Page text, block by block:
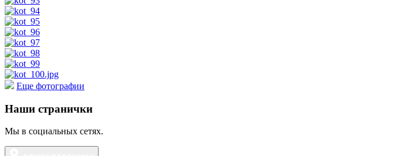
Еще фотографии
Наши странички
Мы в социальных сетях.